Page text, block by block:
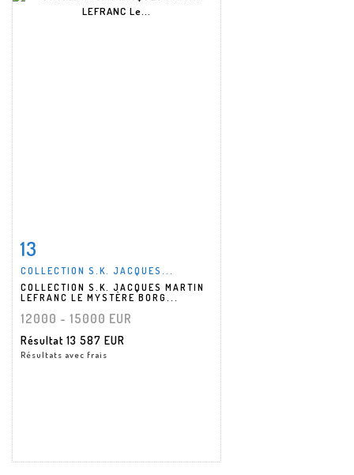
Fiche détaillée
13
COLLECTION S.K. JACQUES...
COLLECTION S.K. JACQUES MARTIN
LEFRANC LE MYSTÈRE BORG...
12000 - 15000 EUR
Résultat 13 587 EUR
Résultats avec frais